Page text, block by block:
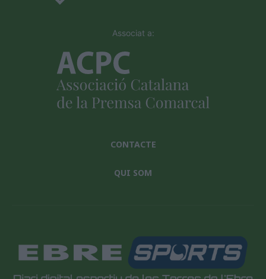
Associat a:
CONTACTE
QUI SOM